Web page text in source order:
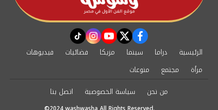
facebook
twitter
youtube
instagram
tiktok
الرئيسية دراما سينما مزيكا فضائيات
فيديوهات
مرأة
مجتمع
منوعات
من نحن
سياسة الخصوصية اتصل بنا